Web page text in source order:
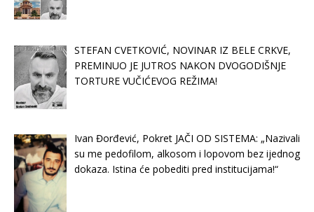
STEFAN CVETKOVIĆ, NOVINAR IZ BELE CRKVE,
PREMINUO JE JUTROS NAKON DVOGODIŠNJE
TORTURE VUČIĆEVOG REŽIMA!
Ivan Đorđević, Pokret JAČI OD SISTEMA: „Nazivali
su me pedofilom, alkosom i lopovom bez ijednog
dokaza. Istina će pobediti pred institucijama!“